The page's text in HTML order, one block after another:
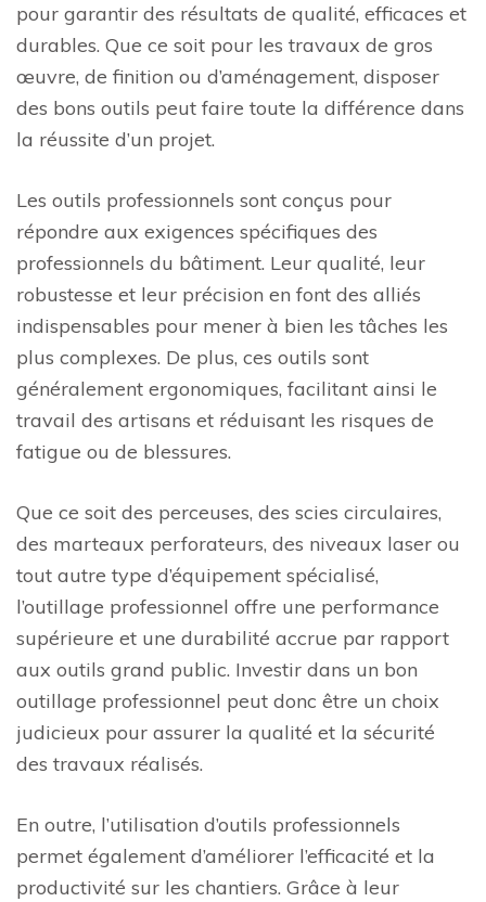
pour garantir des résultats de qualité, efficaces et
durables. Que ce soit pour les travaux de gros
œuvre, de finition ou d’aménagement, disposer
des bons outils peut faire toute la différence dans
la réussite d’un projet.
Les outils professionnels sont conçus pour
répondre aux exigences spécifiques des
professionnels du bâtiment. Leur qualité, leur
robustesse et leur précision en font des alliés
indispensables pour mener à bien les tâches les
plus complexes. De plus, ces outils sont
généralement ergonomiques, facilitant ainsi le
travail des artisans et réduisant les risques de
fatigue ou de blessures.
Que ce soit des perceuses, des scies circulaires,
des marteaux perforateurs, des niveaux laser ou
tout autre type d’équipement spécialisé,
l’outillage professionnel offre une performance
supérieure et une durabilité accrue par rapport
aux outils grand public. Investir dans un bon
outillage professionnel peut donc être un choix
judicieux pour assurer la qualité et la sécurité
des travaux réalisés.
En outre, l’utilisation d’outils professionnels
permet également d’améliorer l’efficacité et la
productivité sur les chantiers. Grâce à leur